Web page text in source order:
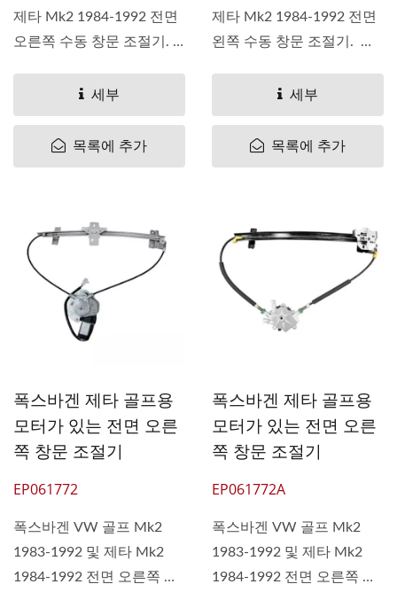
제타 Mk2 1984-1992 전면
오른쪽 수동 창문 조절기.
세부
목록에 추가
제타 Mk2 1984-1992 전면
왼쪽 수동 창문 조절기.
세부
목록에 추가
폭스바겐 제타 골프용
모터가 있는 전면 오른
쪽 창문 조절기
EP061772
폭스바겐 VW 골프 Mk2
1983-1992 및 제타 Mk2
1984-1992 전면 오른쪽 전
폭스바겐 제타 골프용
모터가 있는 전면 오른
쪽 창문 조절기
EP061772A
폭스바겐 VW 골프 Mk2
1983-1992 및 제타 Mk2
1984-1992 전면 오른쪽 전